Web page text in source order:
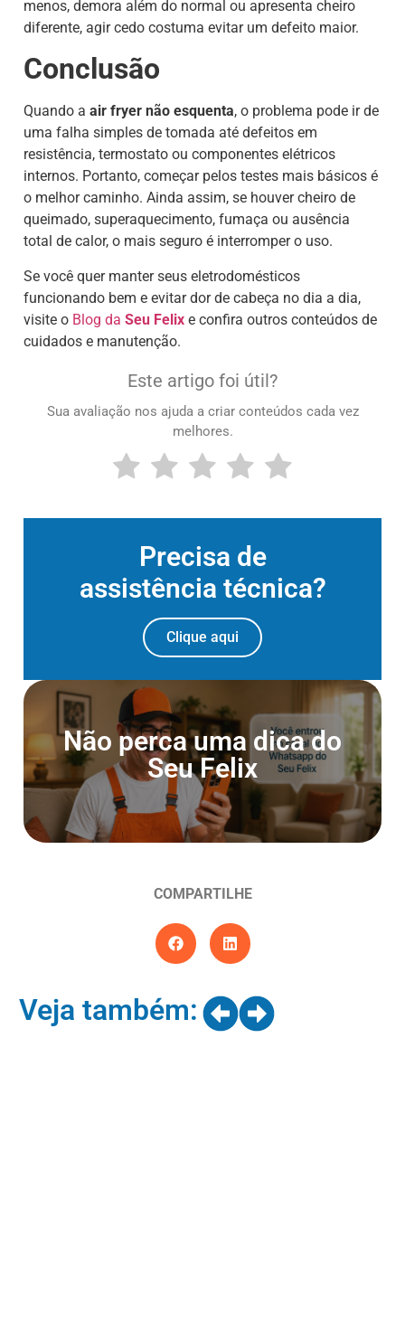
menos, demora além do normal ou apresenta cheiro
diferente, agir cedo costuma evitar um defeito maior.
Conclusão
Quando a air fryer não esquenta, o problema pode ir de
uma falha simples de tomada até defeitos em
resistência, termostato ou componentes elétricos
internos. Portanto, começar pelos testes mais básicos é
o melhor caminho. Ainda assim, se houver cheiro de
queimado, superaquecimento, fumaça ou ausência
total de calor, o mais seguro é interromper o uso.
Se você quer manter seus eletrodomésticos
funcionando bem e evitar dor de cabeça no dia a dia,
visite o Blog da Seu Felix e confira outros conteúdos de
cuidados e manutenção.
Este artigo foi útil?
Sua avaliação nos ajuda a criar conteúdos cada vez
melhores.
Precisa de
assistência técnica?
Clique aqui
Não perca uma dica do
Seu Felix
Entre para o Canal do
Whatsapp
Entrar agora
COMPARTILHE
Veja também: